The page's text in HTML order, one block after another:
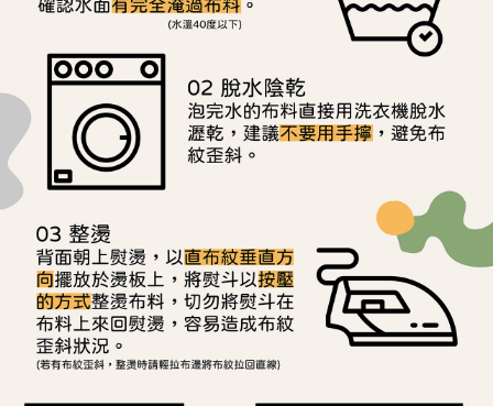
任。
４．使用「AFTEE先享後付」時，將依據個別帳號之用戶狀況，依本公司即
時審查核予不同之上限額度；若仍有額度不足之情形，本公司將視審查結果
請求用戶進行身份認證。
５．嚴禁一人註冊多個帳號或使用他人資訊註冊。若發現惡意使用之情形，
恩沛科技股份有限公司將有權停止該用戶之使用額度並採取法律行動。